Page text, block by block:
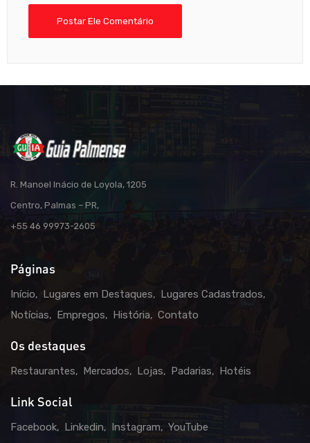
R. Manoel Inácio de Loyola, 1205
Centro, Palmas – PR,
+55 46 99973-2605
Páginas
Início Lugares em Destaques
Lugares Cadastrados
Notícias
Empregos História Contato
Os destaques
Restaurantes Mercados Lojas Padarias Hotéis
Link Social
Facebook Linkedin Instagram YouTube